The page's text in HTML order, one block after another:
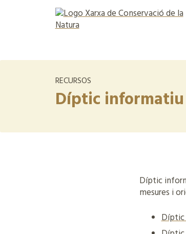
RECURSOS
Díptic informatiu
Díptic
mesures i
Díptic